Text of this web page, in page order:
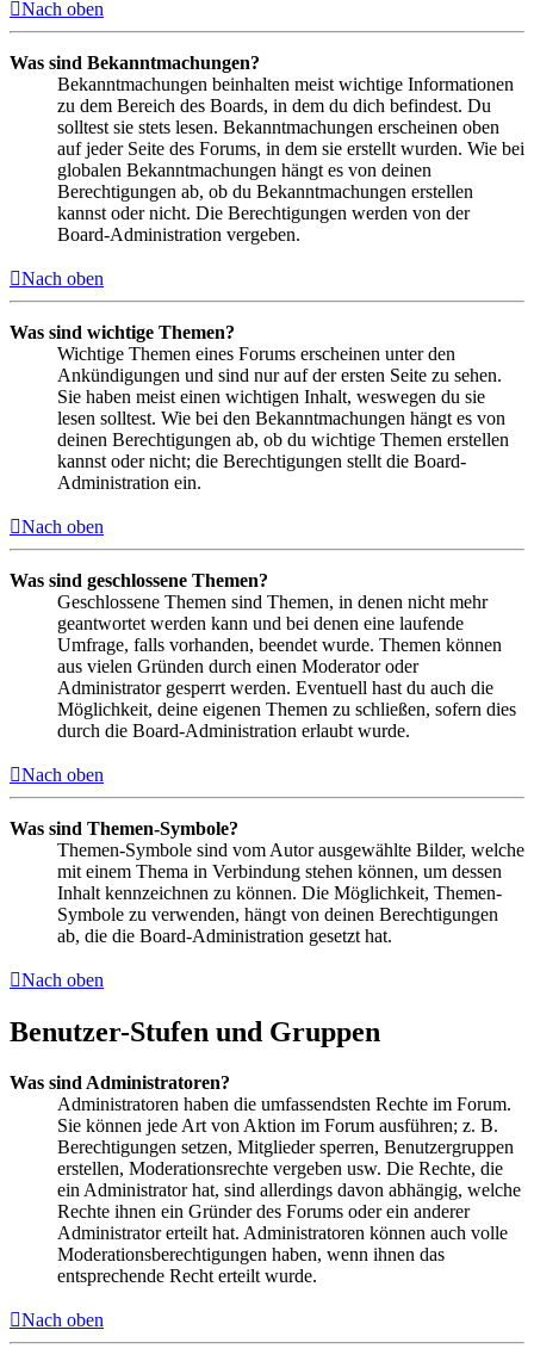
Nach oben
Was sind Bekanntmachungen?
Bekanntmachungen beinhalten meist wichtige Informationen
zu dem Bereich des Boards, in dem du dich befindest. Du
solltest sie stets lesen. Bekanntmachungen erscheinen oben
auf jeder Seite des Forums, in dem sie erstellt wurden. Wie bei
globalen Bekanntmachungen hängt es von deinen
Berechtigungen ab, ob du Bekanntmachungen erstellen
kannst oder nicht. Die Berechtigungen werden von der
Board-Administration vergeben.
Nach oben
Was sind wichtige Themen?
Wichtige Themen eines Forums erscheinen unter den
Ankündigungen und sind nur auf der ersten Seite zu sehen.
Sie haben meist einen wichtigen Inhalt, weswegen du sie
lesen solltest. Wie bei den Bekanntmachungen hängt es von
deinen Berechtigungen ab, ob du wichtige Themen erstellen
kannst oder nicht; die Berechtigungen stellt die Board-
Administration ein.
Nach oben
Was sind geschlossene Themen?
Geschlossene Themen sind Themen, in denen nicht mehr
geantwortet werden kann und bei denen eine laufende
Umfrage, falls vorhanden, beendet wurde. Themen können
aus vielen Gründen durch einen Moderator oder
Administrator gesperrt werden. Eventuell hast du auch die
Möglichkeit, deine eigenen Themen zu schließen, sofern dies
durch die Board-Administration erlaubt wurde.
Nach oben
Was sind Themen-Symbole?
Themen-Symbole sind vom Autor ausgewählte Bilder, welche
mit einem Thema in Verbindung stehen können, um dessen
Inhalt kennzeichnen zu können. Die Möglichkeit, Themen-
Symbole zu verwenden, hängt von deinen Berechtigungen
ab, die die Board-Administration gesetzt hat.
Nach oben
Benutzer-Stufen und Gruppen
Was sind Administratoren?
Administratoren haben die umfassendsten Rechte im Forum.
Sie können jede Art von Aktion im Forum ausführen; z. B.
Berechtigungen setzen, Mitglieder sperren, Benutzergruppen
erstellen, Moderationsrechte vergeben usw. Die Rechte, die
ein Administrator hat, sind allerdings davon abhängig, welche
Rechte ihnen ein Gründer des Forums oder ein anderer
Administrator erteilt hat. Administratoren können auch volle
Moderationsberechtigungen haben, wenn ihnen das
entsprechende Recht erteilt wurde.
Nach oben